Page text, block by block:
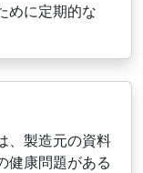
めに定期的な
、製造元の資料
健康問題がある